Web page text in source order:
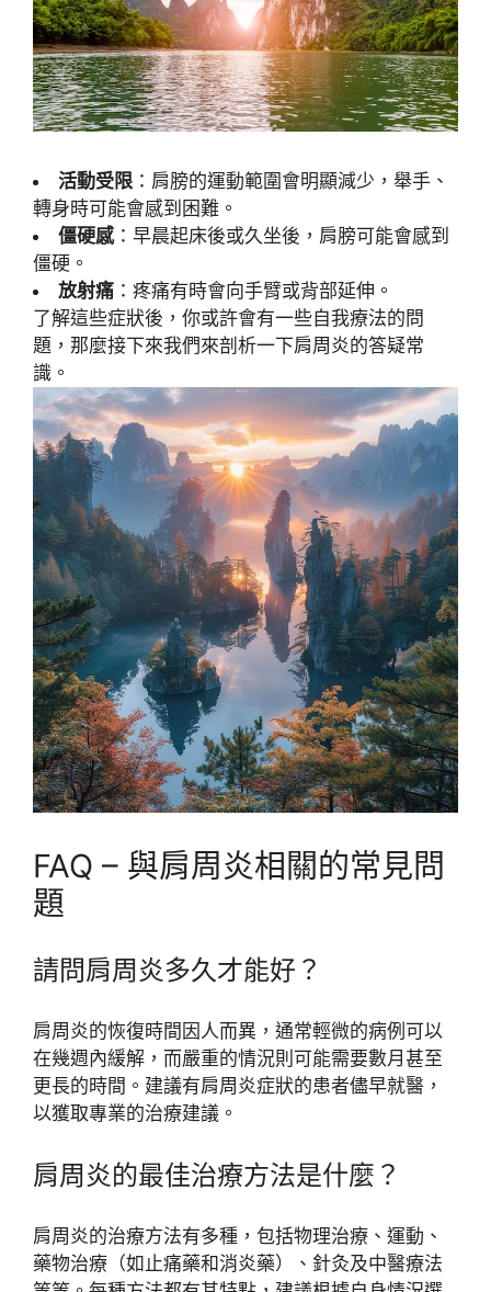
活動受限 ：肩膀的運動範圍會明顯減少，舉手、
轉身時可能會感到困難。
僵硬感：早晨起床後或久坐後，肩膀可能會感到
僵硬。
放射痛 ：疼痛有時會向手臂或背部延伸。
了解這些症狀後，你或許會有一些自我療法的問
題，那麼接下來我們來剖析一下肩周炎的答疑常
識。
FAQ – 與肩周炎相關的常見問
題
請問肩周炎多久才能好？
肩周炎的恢復時間因人而異，通常輕微的病例可以
在幾週內緩解，而嚴重的情況則可能需要數月甚至
更長的時間。建議有肩周炎症狀的患者儘早就醫，
以獲取專業的治療建議。
肩周炎的最佳治療方法是什麼？
肩周炎的治療方法有多種，包括物理治療、運動、
藥物治療（如止痛藥和消炎藥）、針灸及中醫療法